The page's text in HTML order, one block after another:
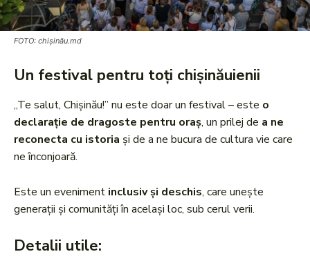
FOTO: chișinău.md
Un festival pentru toți chișinăuienii
„Te salut, Chișinău!” nu este doar un festival – este o
declarație de dragoste pentru oraș, un prilej de a ne
reconecta cu istoria și de a ne bucura de cultura vie care
ne înconjoară.
Este un eveniment inclusiv și deschis, care unește
generații și comunități în același loc, sub cerul verii.
Detalii utile: